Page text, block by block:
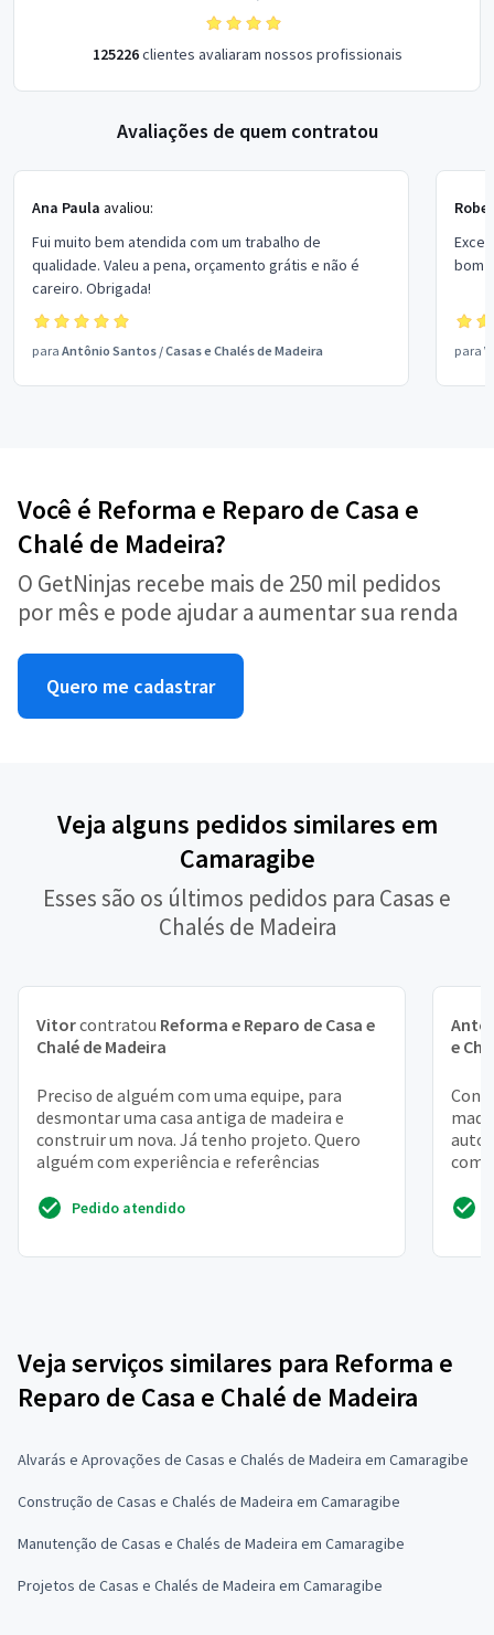
125226clientes avaliaram nossos profissionais
Avaliações de quem contratou
Ana Paula avaliou:
Fui muito bem atendida com um trabalho de
qualidade. Valeu a pena, orçamento grátis e não é
careiro. Obrigada!
para Antônio Santos /Casas e Chalés de Madeira
bom
para
Você é Reforma e Reparo de Casa e
Chalé de Madeira?
O GetNinjas recebe mais de 250 mil pedidos
por mês e pode ajudar a aumentar sua renda
Quero me cadastrar
Veja alguns pedidos similares em
Camaragibe
Esses são os últimos pedidos para Casas e
Chalés de Madeira
Vitorcontratou Reforma e Reparo de Casa e
Chalé de Madeira
Preciso de alguém com uma equipe, para
desmontar uma casa antiga de madeira e
construir um nova. Já tenho projeto. Quero
alguém com experiência e referências
Pedido atendido
e
com
Veja serviços similares para Reforma e
Reparo de Casa e Chalé de Madeira
Alvarás e Aprovações de Casas e Chalés de Madeira em Camaragibe
Construção de Casas e Chalés de Madeira em Camaragibe
Manutenção de Casas e Chalés de Madeira em Camaragibe
Projetos de Casas e Chalés de Madeira em Camaragibe